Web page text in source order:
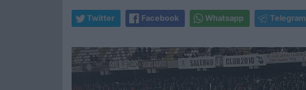
Twitter Facebook Whatsapp Telegram